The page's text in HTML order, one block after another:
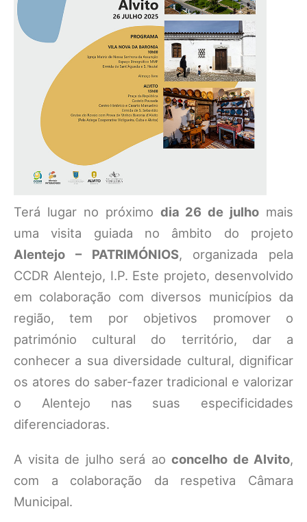
Terá lugar no próximo dia 26 de julho mais
uma visita guiada no âmbito do projeto
Alentejo – PATRIMÓNIOS, organizada pela
CCDR Alentejo, I.P. Este projeto, desenvolvido
em colaboração com diversos municípios da
região, tem por objetivos promover o
património cultural do território, dar a
conhecer a sua diversidade cultural, dignificar
os atores do saber-fazer tradicional e valorizar
o Alentejo nas suas especificidades
diferenciadoras.
A visita de julho será ao concelho de Alvito,
com a colaboração da respetiva Câmara
Municipal.